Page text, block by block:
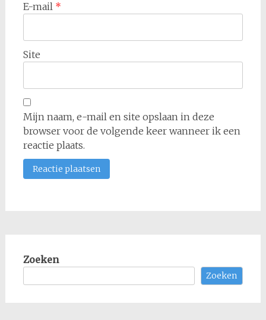
E-mail *
Site
Mijn naam, e-mail en site opslaan in deze
browser voor de volgende keer wanneer ik een
reactie plaats.
Zoeken
Zoeken